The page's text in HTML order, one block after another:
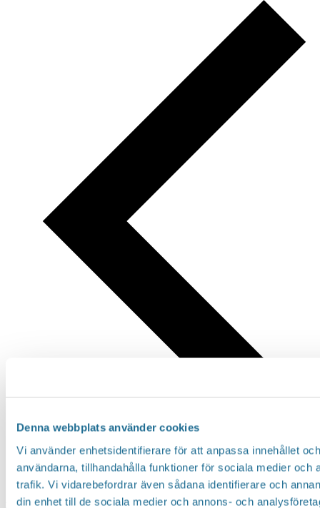
Denna webbplats använder cookies
Vi använder enhetsidentifierare för att anpassa innehållet
användarna, tillhandahålla funktioner för sociala medier och
trafik. Vi vidarebefordrar även sådana identifierare och
din enhet till de sociala medier och annons- och
Idag